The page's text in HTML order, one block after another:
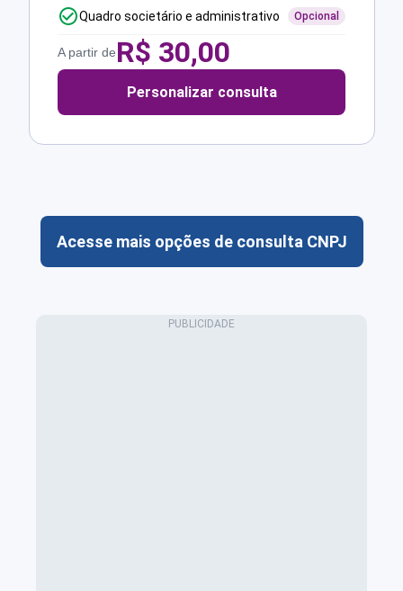
Quadro societário e administrativo Opcional
A partir deR$ 30,00
Personalizar consulta
Acesse mais opções de consulta CNPJ